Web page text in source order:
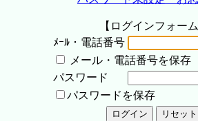
【ログインフォーム
ﾒｰﾙ・電話番号
メール・電話番号を保存
パスワード
パスワードを保存